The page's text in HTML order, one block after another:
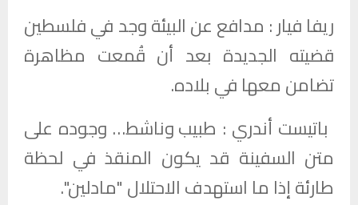
ريفا فيار : مدافع عن البيئة وجد في فلسطين
قضيته الجديدة بعد أن قُمعت مظاهرة
تضامن معها في بلاده.
باتيست أندري : طبيب وناشط… وجوده على
متن السفينة قد يكون المنقذ في لحظة
طارئة إذا ما استهدف الاحتلال "مادلين".